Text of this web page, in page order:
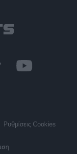
Ρυθμίσεις Cookies